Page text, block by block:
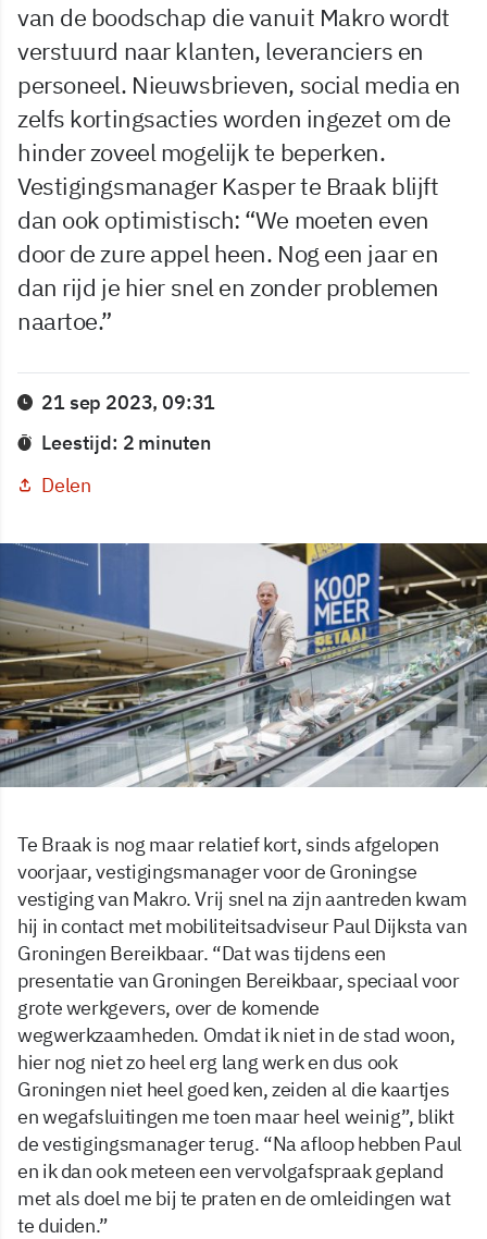
van de boodschap die vanuit Makro wordt
verstuurd naar klanten, leveranciers en
personeel. Nieuwsbrieven, social media en
zelfs kortingsacties worden ingezet om de
hinder zoveel mogelijk te beperken.
Vestigingsmanager Kasper te Braak blijft
dan ook optimistisch: “We moeten even
door de zure appel heen. Nog een jaar en
dan rijd je hier snel en zonder problemen
naartoe.”
21 sep 2023, 09:31
Leestijd: 2 minuten
Delen
Te Braak is nog maar relatief kort, sinds afgelopen
voorjaar, vestigingsmanager voor de Groningse
vestiging van Makro. Vrij snel na zijn aantreden kwam
hij in contact met mobiliteitsadviseur Paul Dijksta van
Groningen Bereikbaar. “Dat was tijdens een
presentatie van Groningen Bereikbaar, speciaal voor
grote werkgevers, over de komende
wegwerkzaamheden. Omdat ik niet in de stad woon,
hier nog niet zo heel erg lang werk en dus ook
Groningen niet heel goed ken, zeiden al die kaartjes
en wegafsluitingen me toen maar heel weinig”, blikt
de vestigingsmanager terug. “Na afloop hebben Paul
en ik dan ook meteen een vervolgafspraak gepland
met als doel me bij te praten en de omleidingen wat
te duiden.”